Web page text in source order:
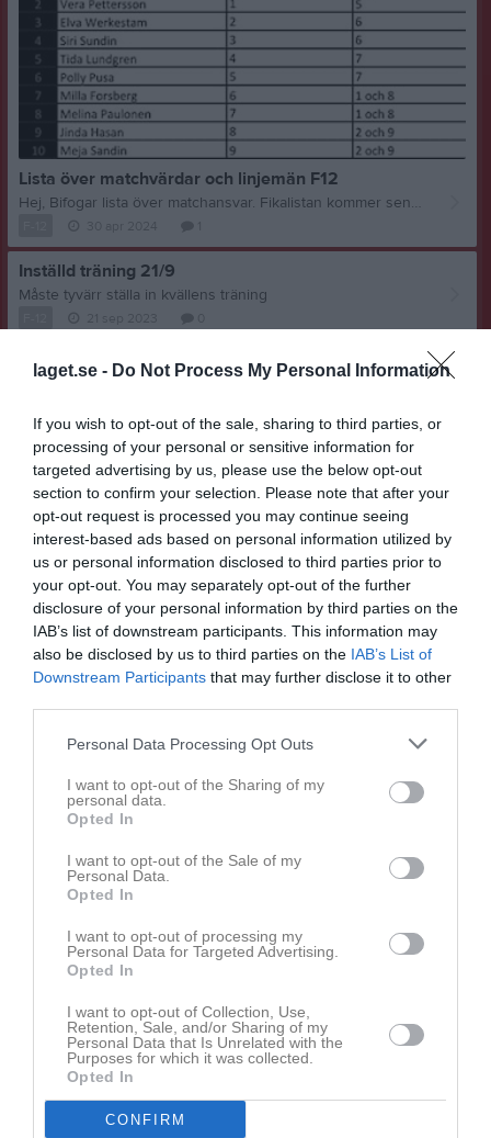
laget.se - Do Not Process My Personal Information
If you wish to opt-out of the sale, sharing to third parties, or
processing of your personal or sensitive information for
targeted advertising by us, please use the below opt-out
section to confirm your selection. Please note that after your
opt-out request is processed you may continue seeing
interest-based ads based on personal information utilized by
us or personal information disclosed to third parties prior to
your opt-out. You may separately opt-out of the further
disclosure of your personal information by third parties on the
IAB’s list of downstream participants. This information may
also be disclosed by us to third parties on the IAB’s List of
Downstream Participants that may further disclose it to other
Personal Data Processing Opt Outs
I want to opt-out of the Sharing of my
personal data.
Opted In
I want to opt-out of the Sale of my
Personal Data.
Opted In
I want to opt-out of processing my
Personal Data for Targeted Advertising.
Opted In
I want to opt-out of Collection, Use,
Retention, Sale, and/or Sharing of my
Personal Data that Is Unrelated with the
Purposes for which it was collected.
Opted In
CONFIRM
Lista över matchvärdar och linjemän F12
Hej, Bifogar lista över matchansvar. Fikalistan kommer senare.
Inställd träning 21/9
Måste tyvärr ställa in kvällens träning
Möt Antonio Sentic
5 jul
Hittade på cykelparkeringen idag 5/7
Derby på Bussby när Herrlaget tar emot Själevad
25 jun
Bussby cup blev ett lyckat arrangemang!
18 jun
Upphittat på bussby